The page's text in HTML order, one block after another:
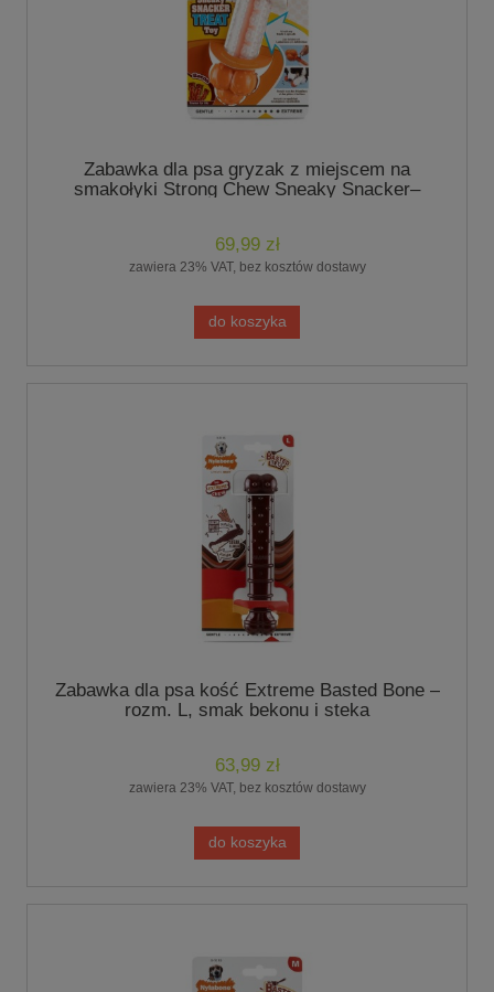
Zabawka dla psa gryzak z miejscem na
smakołyki Strong Chew Sneaky Snacker–
69,99 zł
zawiera 23% VAT, bez kosztów dostawy
do koszyka
Zabawka dla psa kość Extreme Basted Bone –
rozm. L, smak bekonu i steka
63,99 zł
zawiera 23% VAT, bez kosztów dostawy
do koszyka